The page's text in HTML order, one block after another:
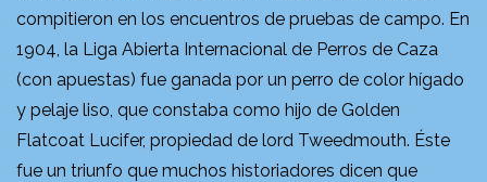
compitieron en los encuentros de pruebas de campo. En
1904, la Liga Abierta Internacional de Perros de Caza
(con apuestas) fue ganada por un perro de color hígado
y pelaje liso, que constaba como hijo de Golden
Flatcoat Lucifer, propiedad de lord Tweedmouth. Éste
fue un triunfo que muchos historiadores dicen que